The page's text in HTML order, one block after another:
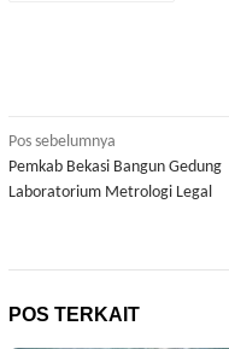
Navigasi
pos
Pos sebelumnya
Pemkab Bekasi Bangun Gedung
Laboratorium Metrologi Legal
POS TERKAIT